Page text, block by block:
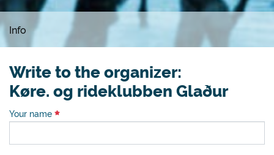
Info
Write to the organizer:
Køre. og rideklubben Glaður
Your name